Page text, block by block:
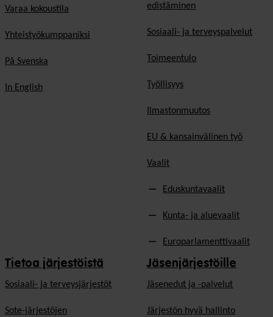
Varaa kokoustila
Yhteistyökumppaniksi
På Svenska
In English
edistäminen
Sosiaali- ja terveyspalvelut
Toimeentulo
Työllisyys
Ilmastonmuutos
EU & kansainvälinen työ
Vaalit
Eduskuntavaalit
Kunta- ja aluevaalit
Europarlamenttivaalit
Tietoa järjestöistä
Sosiaali- ja terveysjärjestöt
Sote-järjestöjen
Jäsenjärjestöille
Jäsen­edut ja -palvelut
Järjestön hyvä hallinto